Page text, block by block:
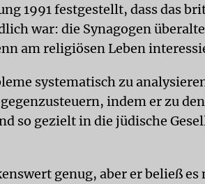
1991 festgestellt, dass das
war: die Synagogen
am religiösen Leben
systematisch zu
indem er zu
so gezielt in die jüdische
genug, aber er beließ es